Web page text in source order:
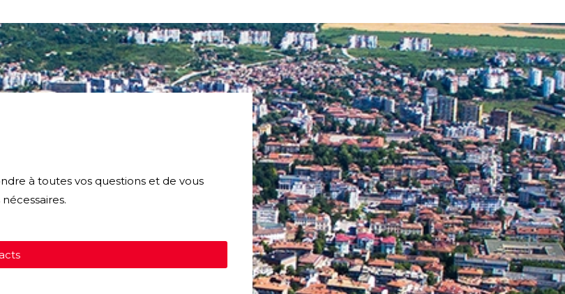
à toutes vos questions et de vous